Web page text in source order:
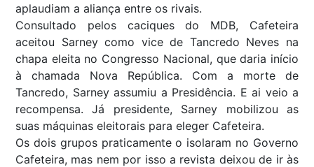
aplaudiam a aliança entre os rivais.
Consultado pelos caciques do MDB, Cafeteira
aceitou Sarney como vice de Tancredo Neves na
chapa eleita no Congresso Nacional, que daria início
à chamada Nova República. Com a morte de
Tancredo, Sarney assumiu a Presidência. E ai veio a
recompensa. Já presidente, Sarney mobilizou as
suas máquinas eleitorais para eleger Cafeteira.
Os dois grupos praticamente o isolaram no Governo
Cafeteira, mas nem por isso a revista deixou de ir às